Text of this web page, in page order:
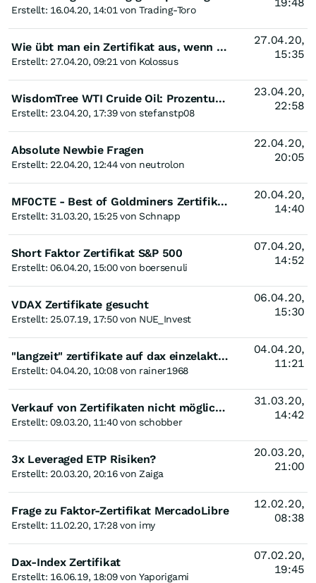
Erstellt: 16.04.20, 14:01 von Trading-Toro
Wie übt man ein Zertifikat aus, wenn man es bei einem Online-Broker gekauft hat?
Erstellt: 27.04.20, 09:21 von Kolossus
27.04.20,
15:35
WisdomTree WTI Cruide Oil: Prozentuale Abweichung zum Öl, warum?
Erstellt: 23.04.20, 17:39 von stefanstp08
23.04.20,
22:58
Absolute Newbie Fragen
Erstellt: 22.04.20, 12:44 von neutrolon
22.04.20,
20:05
MF0CTE - Best of Goldminers Zertifikat ausgenockt
Erstellt: 31.03.20, 15:25 von Schnapp
20.04.20,
14:40
Short Faktor Zertifikat S&P 500
Erstellt: 06.04.20, 15:00 von boersenuli
07.04.20,
14:52
VDAX Zertifikate gesucht
Erstellt: 25.07.19, 17:50 von NUE_Invest
06.04.20,
15:30
"langzeit" zertifikate auf dax einzelaktien?
Erstellt: 04.04.20, 10:08 von rainer1968
04.04.20,
11:21
Verkauf von Zertifikaten nicht möglich! Betrug durch Emmitenten?
Erstellt: 09.03.20, 11:40 von schobber
31.03.20,
14:42
3x Leveraged ETP Risiken?
Erstellt: 20.03.20, 20:16 von Zaiga
20.03.20,
21:00
Frage zu Faktor-Zertifikat MercadoLibre
Erstellt: 11.02.20, 17:28 von imy
12.02.20,
08:38
Dax-Index Zertifikat
Erstellt: 16.06.19, 18:09 von Yaporigami
07.02.20,
19:45